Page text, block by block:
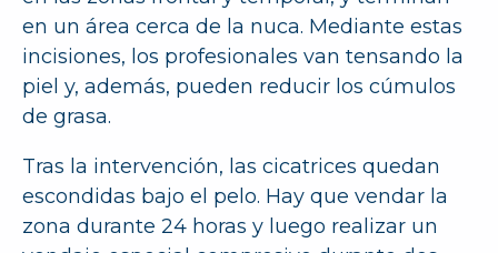
en un área cerca de la nuca. Mediante estas
incisiones, los profesionales van tensando la
piel y, además, pueden reducir los cúmulos
de grasa.
Tras la intervención, las cicatrices quedan
escondidas bajo el pelo. Hay que vendar la
zona durante 24 horas y luego realizar un